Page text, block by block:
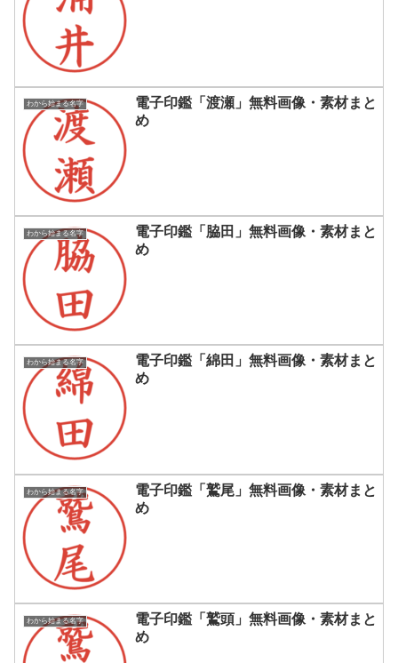
わから始まる名字
電子印鑑「渡瀬」無料画像・素材まと
め
わから始まる名字
電子印鑑「脇田」無料画像・素材まと
め
わから始まる名字
電子印鑑「綿田」無料画像・素材まと
め
わから始まる名字
電子印鑑「鷲尾」無料画像・素材まと
め
わから始まる名字
電子印鑑「鷲頭」無料画像・素材まと
め